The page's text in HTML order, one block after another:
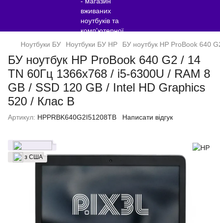
Ноутбуки БУ Ноутбуки БУ HP БУ ноутбук HP ProBook 640
БУ ноутбук HP ProBook 640 G2 / 14
TN 60Гц 1366x768 / i5-6300U / RAM 8
GB / SSD 120 GB / Intel HD Graphics
520 / Клас B
Артикул: HPPRBK640G2I51208TB Написати відгук
з США